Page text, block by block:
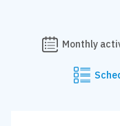
Monthly